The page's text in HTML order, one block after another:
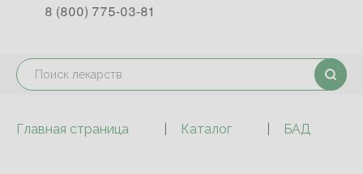
8 (800) 775-03-81
Главная страница Каталог БАД